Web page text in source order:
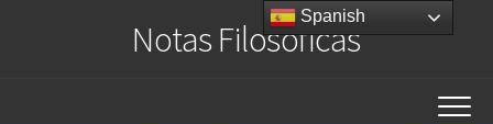
Notas Filosóficas
Spanish